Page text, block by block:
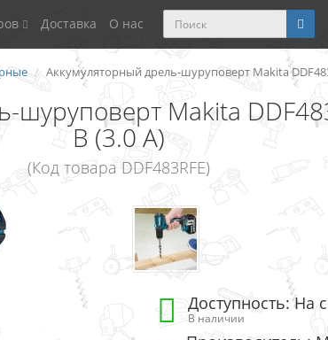
Доставка О нас
Аккумуляторный дрель-шуруповерт Makita
шуруповерт Makita
В (3.0 А)
(Код товара DDF483RFE)
Доступность: На
В наличии